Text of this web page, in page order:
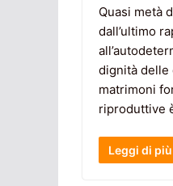
Quasi metà
dall’ultimo
dignità delle
matrimoni
riproduttive
Leggi di più